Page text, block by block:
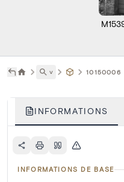
˅ 10150006
INFORMATIONS
INFORMATIONS DE BASE